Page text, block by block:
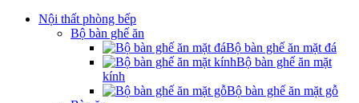
Nội thất phòng bếp
Bộ bàn ghế ăn
Bộ bàn ghế ăn mặt đá
Bộ bàn ghế ăn mặt
kính
Bộ bàn ghế ăn mặt gỗ